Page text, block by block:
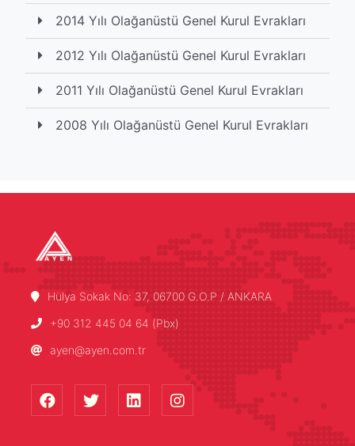
2014 Yılı Olağanüstü Genel Kurul Evrakları
2012 Yılı Olağanüstü Genel Kurul Evrakları
2011 Yılı Olağanüstü Genel Kurul Evrakları
2008 Yılı Olağanüstü Genel Kurul Evrakları
Hülya Sokak No: 37, 06700 G.O.P / ANKARA
+90 312 445 04 64 (Pbx)
ayen@ayen.com.tr